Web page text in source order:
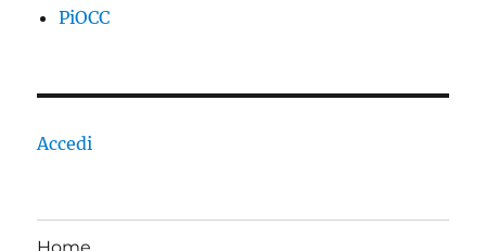
PiOCC
Accedi
Home